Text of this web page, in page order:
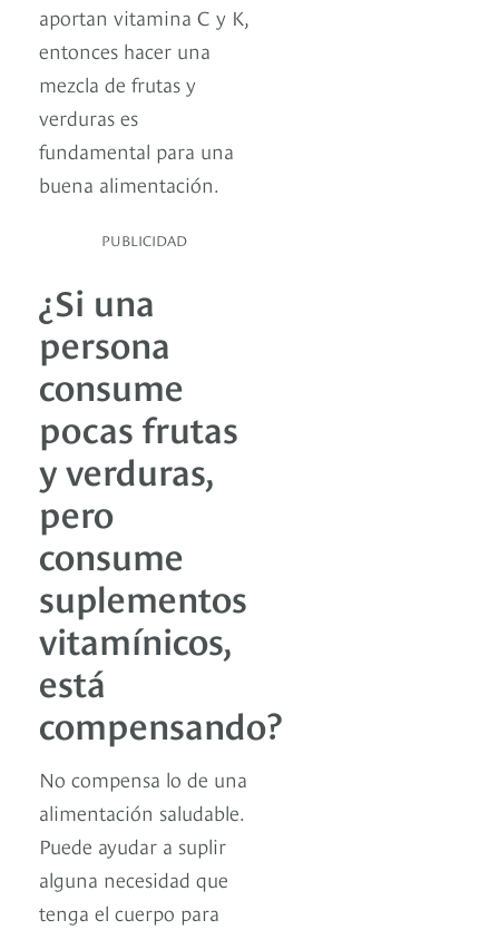
aportan vitamina C y K,
entonces hacer una
mezcla de frutas y
verduras es
fundamental para una
buena alimentación.
PUBLICIDAD
¿Si una
persona
consume
pocas frutas
y verduras,
pero
consume
suplementos
vitamínicos,
está
compensando?
No compensa lo de una
alimentación saludable.
Puede ayudar a suplir
alguna necesidad que
tenga el cuerpo para